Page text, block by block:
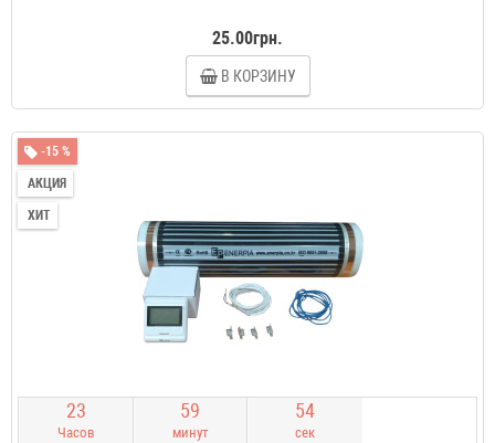
25.00грн.
В КОРЗИНУ
-15 %
АКЦИЯ
ХИТ
23
Часов
59
минут
53
сек